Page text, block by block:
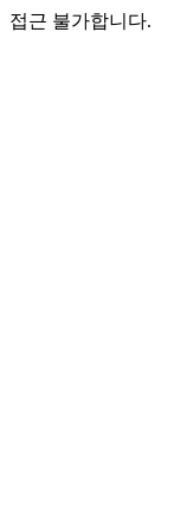
접근 불가합니다.